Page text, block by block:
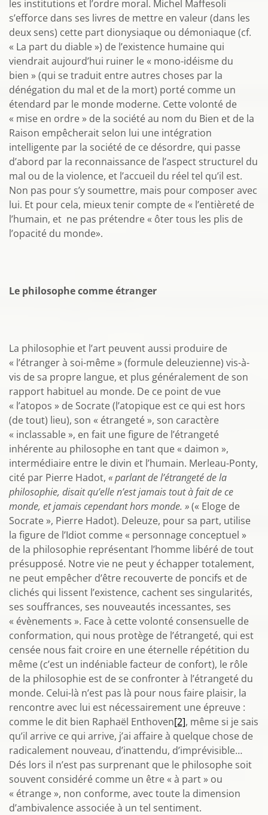
les institutions et l’ordre moral. Michel Maffesoli
s’efforce dans ses livres de mettre en valeur (dans les
deux sens) cette part dionysiaque ou démoniaque (cf.
« La part du diable ») de l’existence humaine qui
viendrait aujourd’hui ruiner le « mono-idéisme du
bien » (qui se traduit entre autres choses par la
dénégation du mal et de la mort) porté comme un
étendard par le monde moderne. Cette volonté de
« mise en ordre » de la société au nom du Bien et de la
Raison empêcherait selon lui une intégration
intelligente par la société de ce désordre, qui passe
d’abord par la reconnaissance de l’aspect structurel du
mal ou de la violence, et l’accueil du réel tel qu’il est.
Non pas pour s’y soumettre, mais pour composer avec
lui. Et pour cela, mieux tenir compte de « l’entièreté de
l’humain, et ne pas prétendre « ôter tous les plis de
l’opacité du monde».
Le philosophe comme étranger
La philosophie et l’art peuvent aussi produire de
« l’étranger à soi-même » (formule deleuzienne) vis-à-
vis de sa propre langue, et plus généralement de son
rapport habituel au monde. De ce point de vue
« l’atopos » de Socrate (l’atopique est ce qui est hors
(de tout) lieu), son « étrangeté », son caractère
« inclassable », en fait une figure de l’étrangeté
inhérente au philosophe en tant que « daimon »,
intermédiaire entre le divin et l’humain. Merleau-Ponty,
cité par Pierre Hadot, « parlant de l’étrangeté de la
philosophie, disait qu’elle n’est jamais tout à fait de ce
monde, et jamais cependant hors monde. »(« Eloge de
Socrate », Pierre Hadot). Deleuze, pour sa part, utilise
la figure de l’Idiot comme « personnage conceptuel »
de la philosophie représentant l’homme libéré de tout
présupposé. Notre vie ne peut y échapper totalement,
ne peut empêcher d’être recouverte de poncifs et de
clichés qui lissent l’existence, cachent ses singularités,
ses souffrances, ses nouveautés incessantes, ses
« évènements ». Face à cette volonté consensuelle de
conformation, qui nous protège de l’étrangeté, qui est
censée nous fait croire en une éternelle répétition du
même (c’est un indéniable facteur de confort), le rôle
de la philosophie est de se confronter à l’étrangeté du
monde. Celui-là n’est pas là pour nous faire plaisir, la
rencontre avec lui est nécessairement une épreuve :
comme le dit bien Raphaël Enthoven[2], même si je sais
qu’il arrive ce qui arrive, j’ai affaire à quelque chose de
radicalement nouveau, d’inattendu, d’imprévisible…
Dés lors il n’est pas surprenant que le philosophe soit
souvent considéré comme un être « à part » ou
« étrange », non conforme, avec toute la dimension
d’ambivalence associée à un tel sentiment.